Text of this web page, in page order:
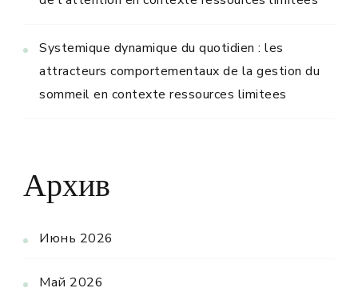
Systemique dynamique du quotidien : les
attracteurs comportementaux de la gestion du
sommeil en contexte ressources limitees
Архив
Июнь 2026
Май 2026